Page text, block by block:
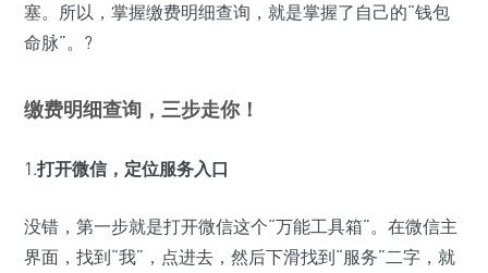
塞。所以，掌握缴费明细查询，就是掌握了自己的“钱包
命脉”。?
缴费明细查询，三步走你！
1.打开微信，定位服务入口
没错，第一步就是打开微信这个“万能工具箱”。在微信主
界面，找到“我”，点进去，然后下滑找到“服务”二字，就